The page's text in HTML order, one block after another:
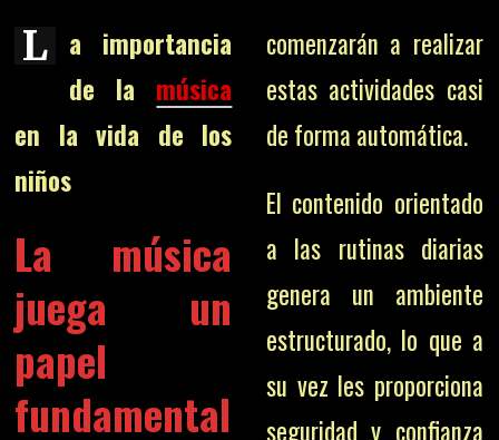
L a importancia
de la música
en la vida de los
niños
La música
juega un
papel
fundamental
comenzarán a realizar
estas actividades casi
de forma automática.
El contenido orientado
a las rutinas diarias
genera un ambiente
estructurado, lo que a
su vez les proporciona
seguridad y confianza